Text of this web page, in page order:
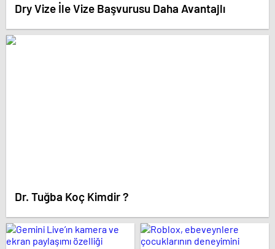
Dry Vize İle Vize Başvurusu Daha Avantajlı
Dr. Tuğba Koç Kimdir ?